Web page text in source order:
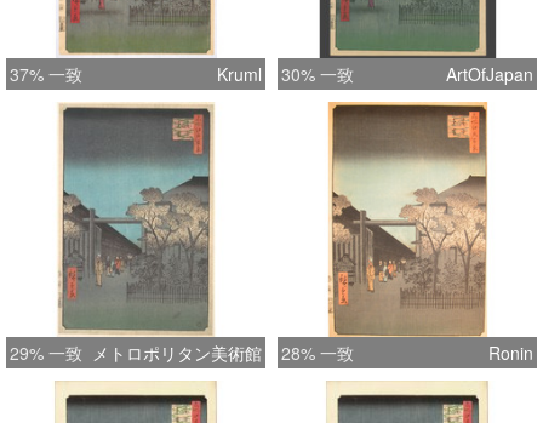
37% 一致 Kruml 30% 一致 ArtOfJapan
29% 一致 メトロポリタン美術館 28% 一致 Ronin